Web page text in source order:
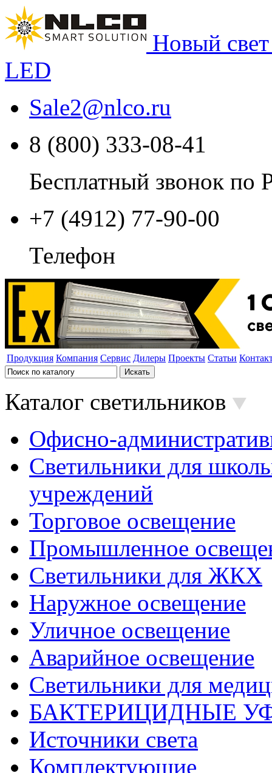
Новый
LED
Sale2@nlco.ru
8 (800) 333-08-41
Бесплатный звонок по
+7 (4912) 77-90-00
Телефон
Продукция Компания Сервис Дилеры Проекты Статьи
Каталог светильников
Офисно-
Светильники для
учреждений
Торговое освещение
Промышленное
Светильники для ЖКХ
Наружное освещение
Уличное освещение
Аварийное освещение
Светильники для
БАКТЕРИЦИДНЫЕ
Источники света
Комплектующие